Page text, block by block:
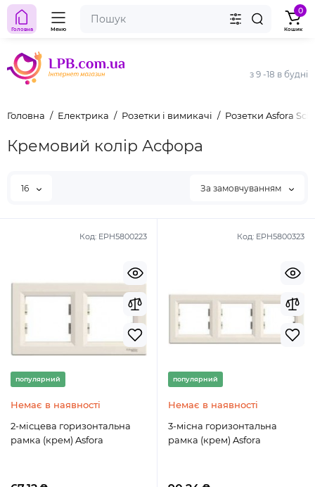
з 9 -18 в будні
Головна Меню
0
Кошик
Головна Електрика Розетки і вимикачі Розетки Asfora
Кремовий колір Асфора
16 За замовчуванням
Код: EPH5800223
популярний
Немає в наявності
2-місцева горизонтальна
рамка (крем) Asfora
Код: EPH5800323
популярний
Немає в наявності
3-місна горизонтальна
рамка (крем) Asfora